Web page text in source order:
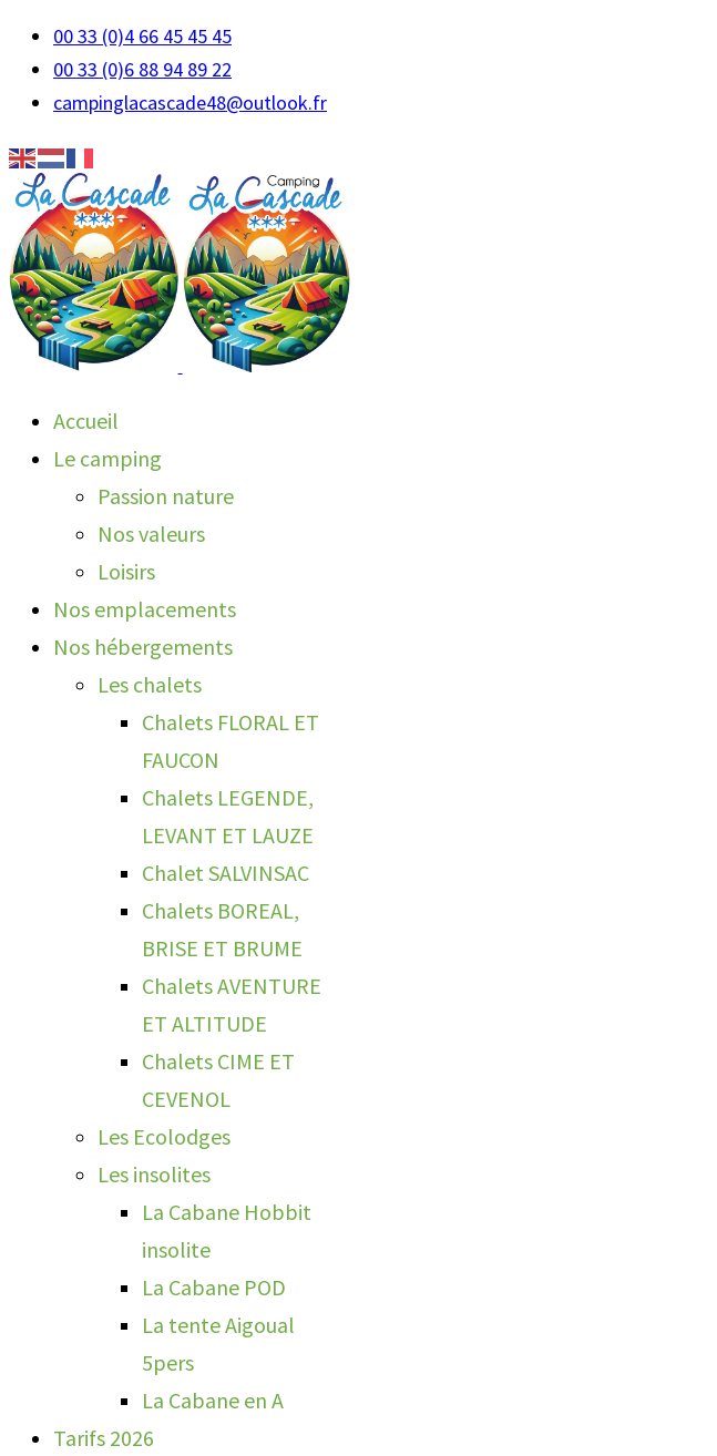
00 33 (0)4 66 45 45 45
00 33 (0)6 88 94 89 22
campinglacascade48@outlook.fr
Accueil
Le camping
Passion nature
Nos valeurs
Loisirs
Nos emplacements
Nos hébergements
Les chalets
Chalets FLORAL ET
FAUCON
Chalets LEGENDE,
LEVANT ET LAUZE
Chalet SALVINSAC
Chalets BOREAL,
BRISE ET BRUME
Chalets AVENTURE
ET ALTITUDE
Chalets CIME ET
CEVENOL
Les Ecolodges
Les insolites
La Cabane Hobbit
insolite
La Cabane POD
La tente Aigoual
5pers
La Cabane en A
Tarifs 2026